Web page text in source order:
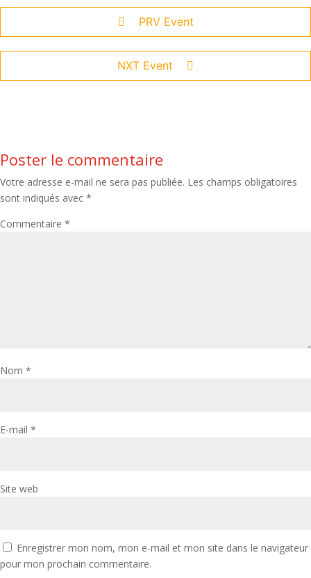
PRV Event
NXT Event
Poster le commentaire
Votre adresse e-mail ne sera pas publiée. Les champs obligatoires
sont indiqués avec *
Commentaire *
Nom *
E-mail *
Site web
Enregistrer mon nom, mon e-mail et mon site dans le navigateur
pour mon prochain commentaire.